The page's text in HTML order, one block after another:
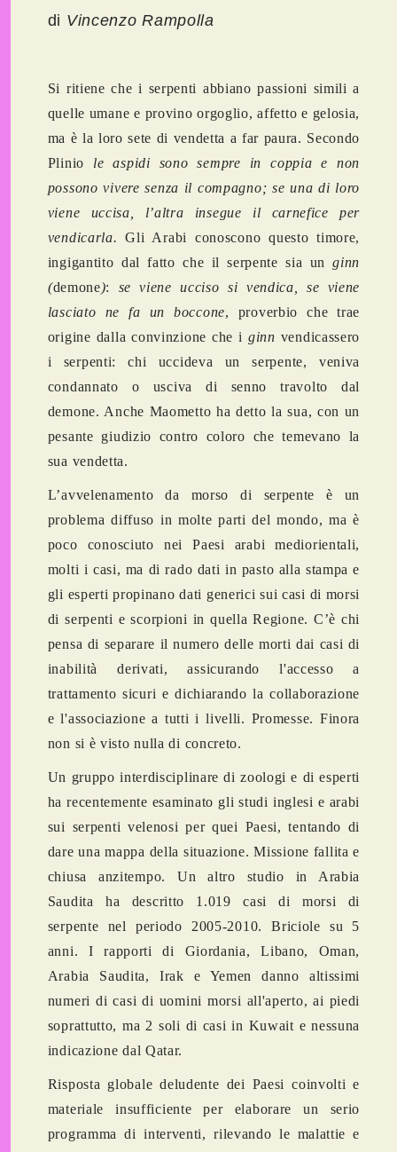
di Vincenzo Rampolla
Si ritiene che i serpenti abbiano passioni simili a
quelle umane e provino orgoglio, affetto e gelosia,
ma è la loro sete di vendetta a far paura. Secondo
Plinio le aspidi sono sempre in coppia e non
possono vivere senza il compagno; se una di loro
viene uccisa, l’altra insegue il carnefice per
vendicarla. Gli Arabi conoscono questo timore,
ingigantito dal fatto che il serpente sia unginn
(demone): se viene ucciso si vendica, se viene
lasciato ne fa un boccone, proverbio che trae
origine dalla convinzione che i ginn vendicassero
i serpenti: chi uccideva un serpente, veniva
condannato o usciva di senno travolto dal
demone. Anche Maometto ha detto la sua, con un
pesante giudizio contro coloro che temevano la
sua vendetta.
L’avvelenamento da morso di serpente è un
problema diffuso in molte parti del mondo, ma è
poco conosciuto nei Paesi arabi mediorientali,
molti i casi, ma di rado dati in pasto alla stampa e
gli esperti propinano dati generici sui casi di morsi
di serpenti e scorpioni in quella Regione. C’è chi
pensa di separare il numero delle morti dai casi di
inabilità derivati, assicurando l'accesso a
trattamento sicuri e dichiarando la collaborazione
e l'associazione a tutti i livelli. Promesse. Finora
non si è visto nulla di concreto.
Un gruppo interdisciplinare di zoologi e di esperti
ha recentemente esaminato gli studi inglesi e arabi
sui serpenti velenosi per quei Paesi, tentando di
dare una mappa della situazione. Missione fallita e
chiusa anzitempo. Un altro studio in Arabia
Saudita ha descritto 1.019 casi di morsi di
serpente nel periodo 2005-2010. Briciole su 5
anni. I rapporti di Giordania, Libano, Oman,
Arabia Saudita, Irak e Yemen danno altissimi
numeri di casi di uomini morsi all'aperto, ai piedi
soprattutto, ma 2 soli di casi in Kuwait e nessuna
indicazione dal Qatar.
Risposta globale deludente dei Paesi coinvolti e
materiale insufficiente per elaborare un serio
programma di interventi, rilevando le malattie e